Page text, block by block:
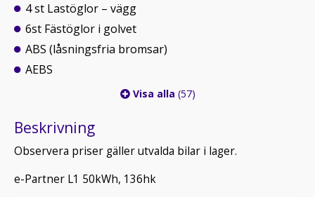
4 st Lastöglor – vägg
6st Fästöglor i golvet
ABS (låsningsfria bromsar)
AEBS
Visa alla (57)
Beskrivning
Observera priser gäller utvalda bilar i lager.
e-Partner L1 50kWh, 136hk